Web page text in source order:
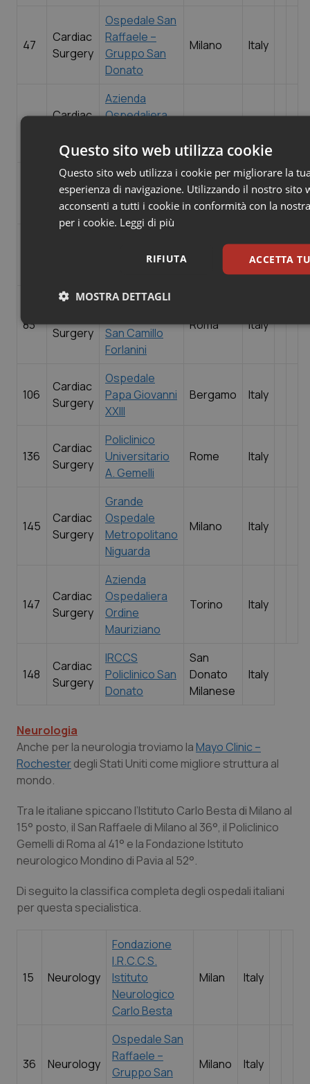
47
Cardiac
Surgery
Ospedale San
Raffaele –
Gruppo San
Donato
Milano Italy
Cardiac
Azienda
Ospedaliera
Sant’Andrea
Cardiac
Surgery
Ospedale
Policlinico San
Matteo
Pavia Italy
Ospedaliera di
Italy
83
Surgery
Azienda
San Camillo
Forlanini
Roma Italy
106
Cardiac
Surgery
Ospedale
Papa Giovanni
XXIII
Bergamo Italy
136
Cardiac
Surgery
Policlinico
Universitario
A. Gemelli
Rome Italy
145
Cardiac
Surgery
Grande
Ospedale
Metropolitano
Niguarda
Milano Italy
147
Cardiac
Surgery
Azienda
Ospedaliera
Ordine
Mauriziano
Torino Italy
148
Cardiac
Surgery
IRCCS
Policlinico San
Donato
San
Donato
Milanese
Italy
Neurologia
Anche per la neurologia troviamo laMayo Clinic –
Rochesterdegli Stati Uniti come migliore struttura al
mondo.
Tra le italiane spiccano l’Istituto Carlo Besta di Milano al
15° posto, il San Raffaele di Milano al 36°, il Policlinico
Gemelli di Roma al 41° e la Fondazione Istituto
neurologico Mondino di Pavia al 52°.
Di seguito la classifica completa degli ospedali italiani
per questa specialistica.
15 Neurology
Fondazione
I.R.C.C.S.
Istituto
Neurologico
Carlo Besta
Milan Italy
36 Neurology
Ospedale San
Raffaele –
Gruppo San
Milano Italy
Questo sito web utilizza cookie
Questo sito web utilizza i cookie per migliorare la
esperienza di navigazione. Utilizzando il nostro sito
acconsenti a tutti i cookie in conformità con la
per i cookie. Leggi di più
ACCETTA
RIFIUTA
MOSTRA DETTAGLI
Necessari Statistici
I cookie necessari contribuiscono a rendere fruibile il sito web
funzionalità di base quali la navigazione sulle pagine e l'accesso alle
protette del sito. Il sito web non è in grado di funzionare
questi cookie.
VISITOR_PRIVACY_METADATA
YouTube
.youtube.com
CookieScriptConsent
CookieScript
www.quotidianosanita.it
tracking-sites-ironfish-